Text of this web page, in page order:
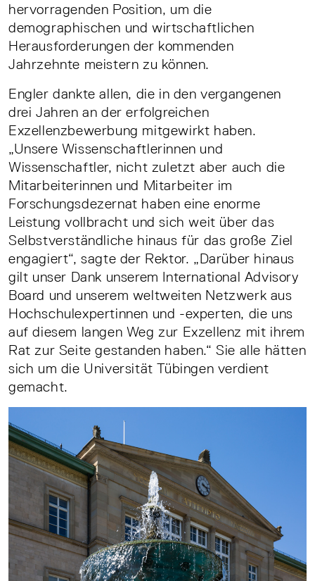
hervorragenden Position, um die
demographischen und wirtschaftlichen
Herausforderungen der kommenden
Jahrzehnte meistern zu können.
Engler dankte allen, die in den vergangenen
drei Jahren an der erfolgreichen
Exzellenzbewerbung mitgewirkt haben.
„Unsere Wissenschaftlerinnen und
Wissenschaftler, nicht zuletzt aber auch die
Mitarbeiterinnen und Mitarbeiter im
Forschungsdezernat haben eine enorme
Leistung vollbracht und sich weit über das
Selbstverständliche hinaus für das große Ziel
engagiert“, sagte der Rektor. „Darüber hinaus
gilt unser Dank unserem International Advisory
Board und unserem weltweiten Netzwerk aus
Hochschulexpertinnen und -experten, die uns
auf diesem langen Weg zur Exzellenz mit ihrem
Rat zur Seite gestanden haben.“ Sie alle hätten
sich um die Universität Tübingen verdient
gemacht.